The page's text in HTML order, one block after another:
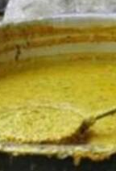
pm
अटारी गांव
उसकी मिड-डे